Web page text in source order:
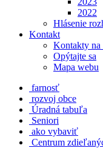
2022
Hlásenie
Kontakt
Kontakty na
Opýtajte sa
Mapa webu
farnosť
rozvoj obce
Úradná tabuľa
Seniori
ako vybaviť
Centrum